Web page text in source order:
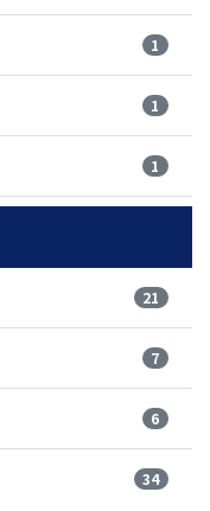
1
1
1
21
7
6
34